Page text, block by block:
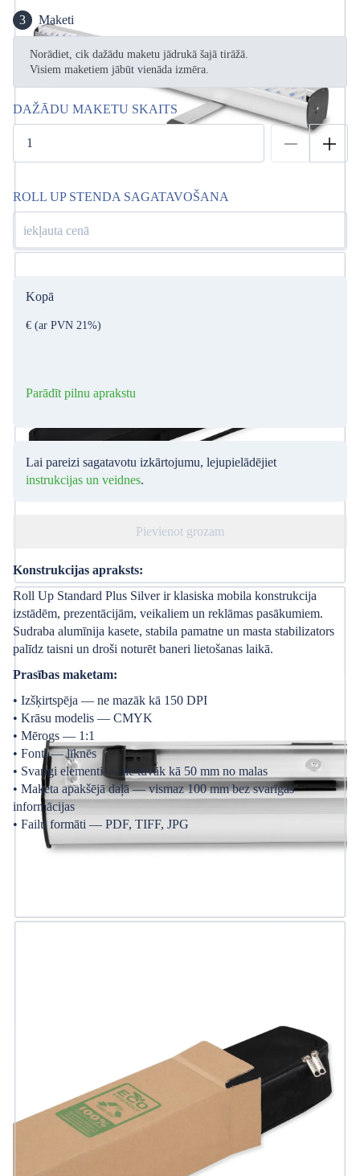
3 Maketi
Norādiet, cik dažādu maketu jādrukā šajā tirāžā.
Visiem maketiem jābūt vienāda izmēra.
DAŽĀDU MAKETU SKAITS
ROLL UP STENDA SAGATAVOŠANA
iekļauta cenā
Kopā
€ (ar PVN 21%)
Parādīt pilnu aprakstu
Lai pareizi sagatavotu izkārtojumu, lejupielādējiet
instrukcijas un veidnes.
Pievienot grozam
Konstrukcijas apraksts:
Roll Up Standard Plus Silver ir klasiska mobila konstrukcija
izstādēm, prezentācijām, veikaliem un reklāmas pasākumiem.
Sudraba alumīnija kasete, stabila pamatne un masta stabilizators
palīdz taisni un droši noturēt baneri lietošanas laikā.
Prasības maketam:
• Izšķirtspēja — ne mazāk kā 150 DPI
• Krāsu modelis — CMYK
• Mērogs — 1:1
• Fonti — līknēs
• Svarīgi elementi — ne tuvāk kā 50 mm no malas
• Maketa apakšējā daļā — vismaz 100 mm bez svarīgas
informācijas
• Failu formāti — PDF, TIFF, JPG